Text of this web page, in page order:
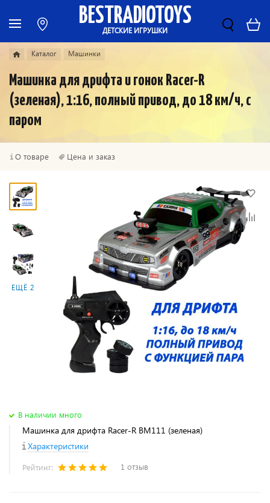
BESTRADIOTOYS
ДЕТСКИЕ ИГРУШКИ
Каталог Машинки
Машинка для дрифта и гонок Racer-R
(зеленая), 1:16, полный привод, до 18 км/ч, с
паром
О товаре Цена и заказ
ЕЩЁ 2
В наличии много
Машинка для дрифта Racer-R ВМ111 (зеленая)
Характеристики
Рейтинг: 1 отзыв